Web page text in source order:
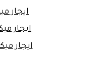
ايجار
ايجار
ايجار